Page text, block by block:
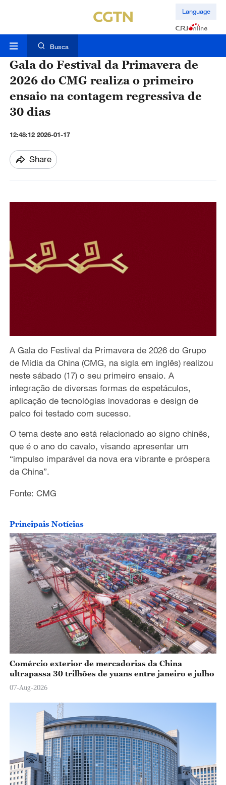
Language
Busca
Gala do Festival da Primavera de
2026 do CMG realiza o primeiro
ensaio na contagem regressiva de
30 dias
12:48:12 2026-01-17
Share
A Gala do Festival da Primavera de 2026 do Grupo
de Mídia da China (CMG, na sigla em inglês) realizou
neste sábado (17) o seu primeiro ensaio. A
integração de diversas formas de espetáculos,
aplicação de tecnológias inovadoras e design de
palco foi testado com sucesso.
O tema deste ano está relacionado ao signo chinês,
que é o ano do cavalo, visando apresentar um
“impulso imparável da nova era vibrante e próspera
da China”.
Fonte: CMG
Principais Notícias
Comércio exterior de mercadorias da China
ultrapassa 30 trilhões de yuans entre janeiro e julho
07-Aug-2026